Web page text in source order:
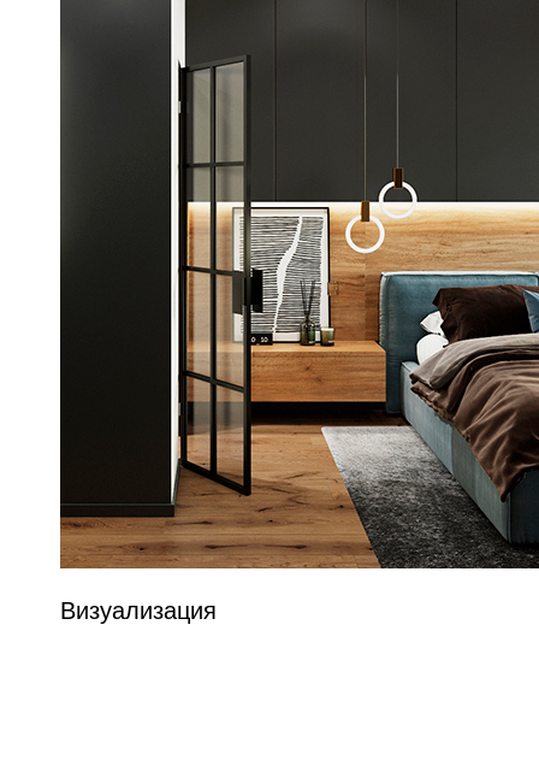
Визуализация